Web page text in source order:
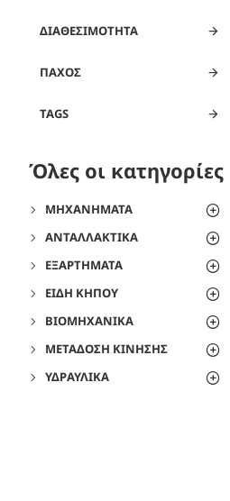
ΠΆΧΟΣ
TAGS
ΔΙΑΘΕΣΙΜΌΤΗΤΑ
Όλες οι κατηγορίες
ΜΗΧΑΝΉΜΑΤΑ
ΑΝΤΑΛΛΑΚΤΙΚΆ
ΕΞΑΡΤΉΜΑΤΑ
ΕΊΔΗ ΚΉΠΟΥ
ΒΙΟΜΗΧΑΝΙΚΆ
ΜΕΤΆΔΟΣΗ ΚΊΝΗΣΗΣ
ΥΔΡΑΥΛΙΚΆ